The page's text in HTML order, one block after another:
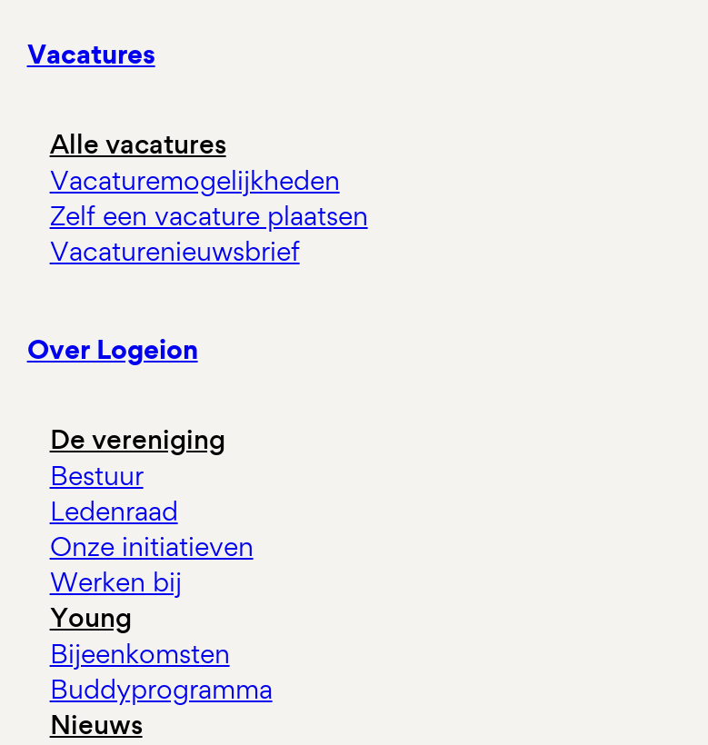
Vacatures
Alle vacatures
Vacaturemogelijkheden
Zelf een vacature plaatsen
Vacaturenieuwsbrief
Over Logeion
De vereniging
Bestuur
Ledenraad
Onze initiatieven
Werken bij
Young
Bijeenkomsten
Buddyprogramma
Nieuws